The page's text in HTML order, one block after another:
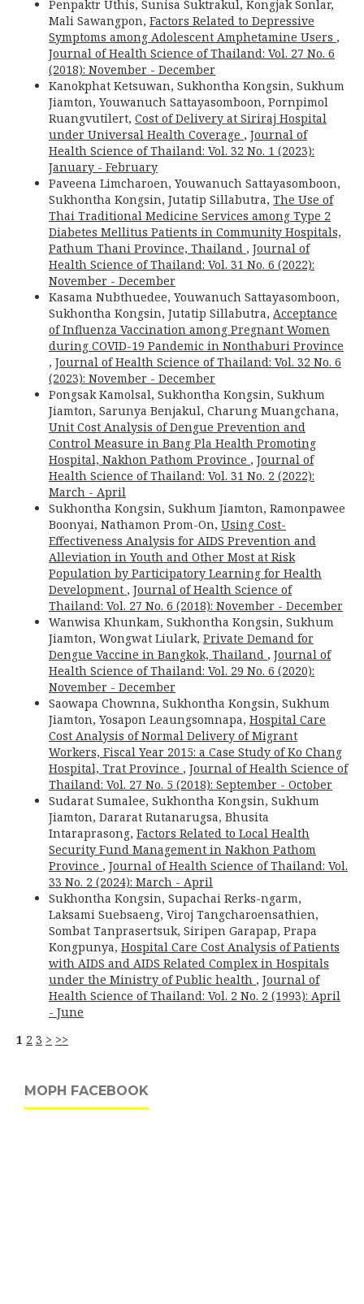
Penpaktr Uthis, Sunisa Suktrakul, Kongjak Sonlar,
Mali Sawangpon, Factors Related to Depressive
Symptoms among Adolescent Amphetamine Users ,
Journal of Health Science of Thailand: Vol. 27 No. 6
(2018): November - December
Kanokphat Ketsuwan, Sukhontha Kongsin, Sukhum
Jiamton, Youwanuch Sattayasomboon, Pornpimol
Ruangvutilert, Cost of Delivery at Siriraj Hospital
under Universal Health Coverage , Journal of
Health Science of Thailand: Vol. 32 No. 1 (2023):
January - February
Paveena Limcharoen, Youwanuch Sattayasomboon,
Sukhontha Kongsin, Jutatip Sillabutra, The Use of
Thai Traditional Medicine Services among Type 2
Diabetes Mellitus Patients in Community Hospitals,
Pathum Thani Province, Thailand , Journal of
Health Science of Thailand: Vol. 31 No. 6 (2022):
November - December
Kasama Nubthuedee, Youwanuch Sattayasomboon,
Sukhontha Kongsin, Jutatip Sillabutra, Acceptance
of Influenza Vaccination among Pregnant Women
during COVID-19 Pandemic in Nonthaburi Province
, Journal of Health Science of Thailand: Vol. 32 No. 6
(2023): November - December
Pongsak Kamolsal, Sukhontha Kongsin, Sukhum
Jiamton, Sarunya Benjakul, Charung Muangchana,
Unit Cost Analysis of Dengue Prevention and
Control Measure in Bang Pla Health Promoting
Hospital, Nakhon Pathom Province , Journal of
Health Science of Thailand: Vol. 31 No. 2 (2022):
March - April
Sukhontha Kongsin, Sukhum Jiamton, Ramonpawee
Boonyai, Nathamon Prom-On, Using Cost-
Effectiveness Analysis for AIDS Prevention and
Alleviation in Youth and Other Most at Risk
Population by Participatory Learning for Health
Development , Journal of Health Science of
Thailand: Vol. 27 No. 6 (2018): November - December
Wanwisa Khunkam, Sukhontha Kongsin, Sukhum
Jiamton, Wongwat Liulark, Private Demand for
Dengue Vaccine in Bangkok, Thailand , Journal of
Health Science of Thailand: Vol. 29 No. 6 (2020):
November - December
Saowapa Chownna, Sukhontha Kongsin, Sukhum
Jiamton, Yosapon Leaungsomnapa, Hospital Care
Cost Analysis of Normal Delivery of Migrant
Workers, Fiscal Year 2015: a Case Study of Ko Chang
Hospital, Trat Province , Journal of Health Science of
Thailand: Vol. 27 No. 5 (2018): September - October
Sudarat Sumalee, Sukhontha Kongsin, Sukhum
Jiamton, Dararat Rutanarugsa, Bhusita
Intaraprasong, Factors Related to Local Health
Security Fund Management in Nakhon Pathom
Province , Journal of Health Science of Thailand: Vol.
33 No. 2 (2024): March - April
Sukhontha Kongsin, Supachai Rerks-ngarm,
Laksami Suebsaeng, Viroj Tangcharoensathien,
Sombat Tanprasertsuk, Siripen Garapap, Prapa
Kongpunya, Hospital Care Cost Analysis of Patients
with AIDS and AIDS Related Complex in Hospitals
under the Ministry of Public health , Journal of
Health Science of Thailand: Vol. 2 No. 2 (1993): April
- June
1 2 3 > >>
MOPH FACEBOOK